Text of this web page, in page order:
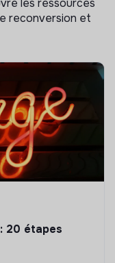
les ressources
reconversion et
20 étapes